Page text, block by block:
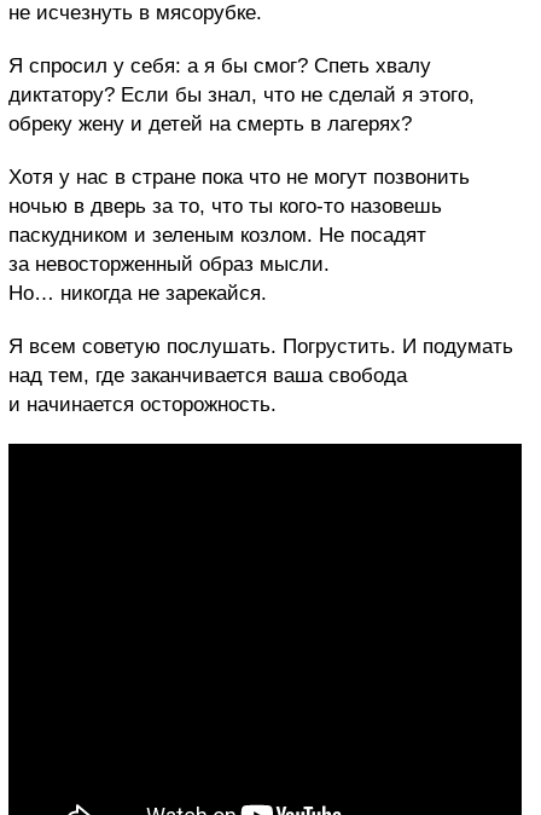
не исчезнуть в мясорубке.
Я спросил у себя: а я бы смог? Спеть хвалу
диктатору? Если бы знал, что не сделай я этого,
обреку жену и детей на смерть в лагерях?
Хотя у нас в стране пока что не могут позвонить
ночью в дверь за то, что ты кого-то назовешь
паскудником и зеленым козлом. Не посадят
за невосторженный образ мысли.
Но… никогда не зарекайся.
Я всем советую послушать. Погрустить. И подумать
над тем, где заканчивается ваша свобода
и начинается осторожность.